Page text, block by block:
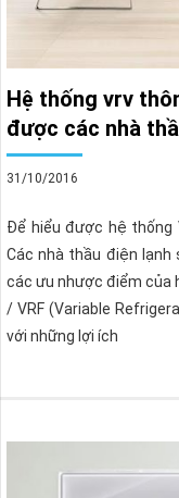
Hệ thống vrv
được các nhà
31/10/2016
Để hiểu được hệ thống
Các nhà thầu điện lạnh
các ưu nhược điểm của
/ VRF (Variable
với những lợi ích